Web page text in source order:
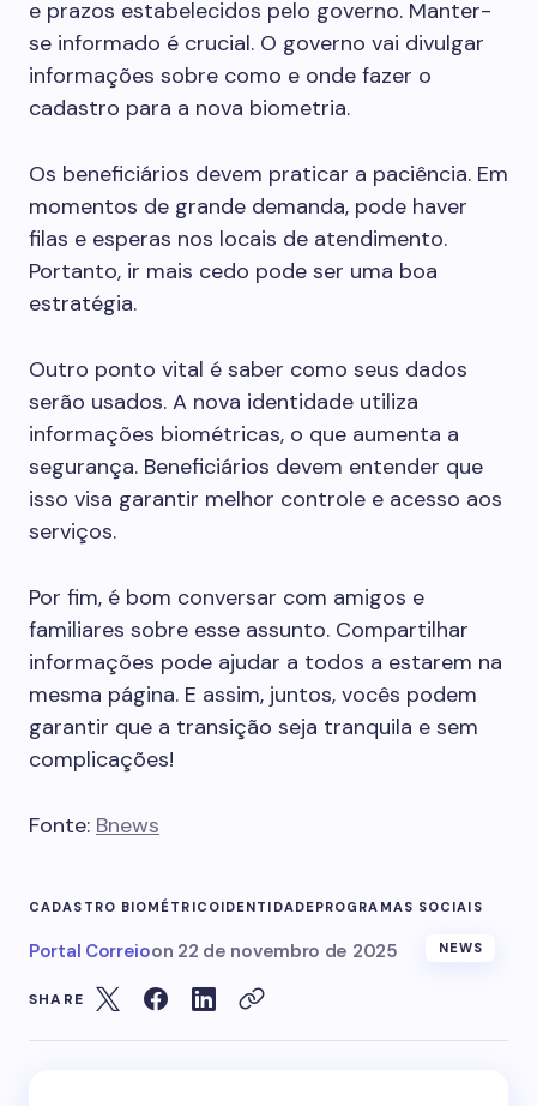
e prazos estabelecidos pelo governo. Manter-
se informado é crucial. O governo vai divulgar
informações sobre como e onde fazer o
cadastro para a nova biometria.
Os beneficiários devem praticar a paciência. Em
momentos de grande demanda, pode haver
filas e esperas nos locais de atendimento.
Portanto, ir mais cedo pode ser uma boa
estratégia.
Outro ponto vital é saber como seus dados
serão usados. A nova identidade utiliza
informações biométricas, o que aumenta a
segurança. Beneficiários devem entender que
isso visa garantir melhor controle e acesso aos
serviços.
Por fim, é bom conversar com amigos e
familiares sobre esse assunto. Compartilhar
informações pode ajudar a todos a estarem na
mesma página. E assim, juntos, vocês podem
garantir que a transição seja tranquila e sem
complicações!
Fonte: Bnews
CADASTRO BIOMÉTRICOIDENTIDADEPROGRAMAS SOCIAIS
Portal Correioon 22 de novembro de 2025 NEWS
SHARE